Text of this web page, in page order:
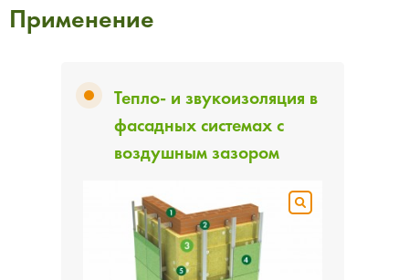
Применение
Тепло- и звукоизоляция в
фасадных системах с
воздушным зазором